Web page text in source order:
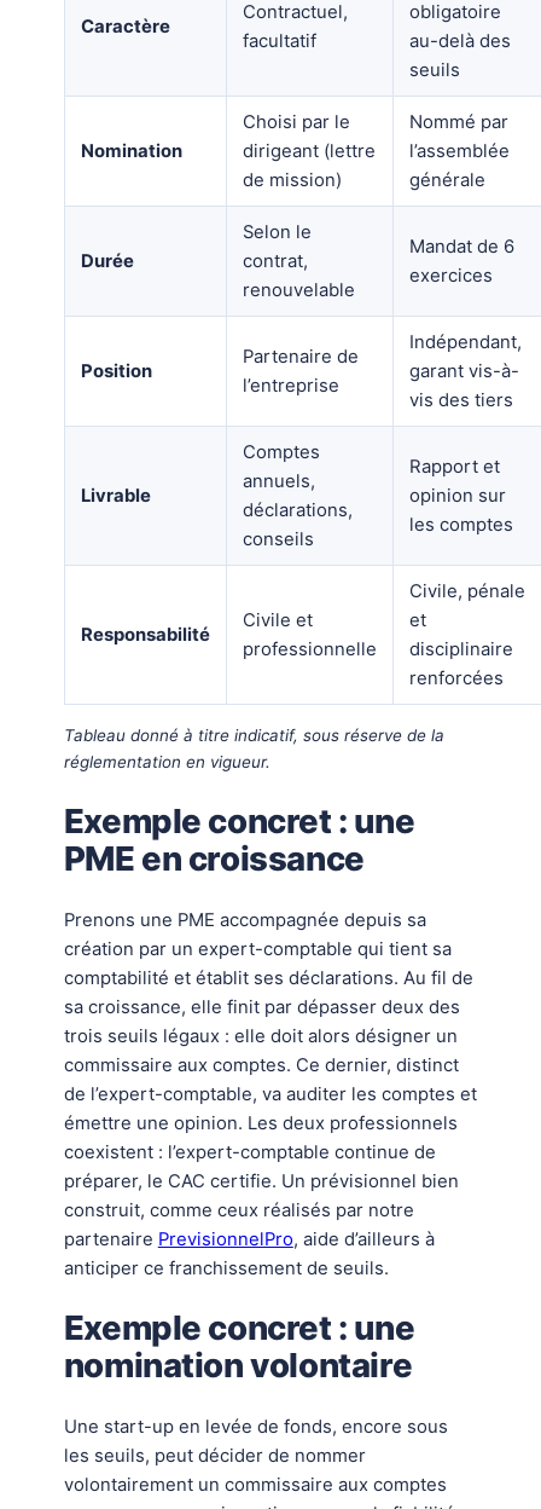
Caractère
Contractuel,
facultatif
obligatoire
au-delà des
seuils
Nomination
Choisi par le
dirigeant (lettre
de mission)
Nommé par
l’assemblée
générale
Durée
Selon le
contrat,
renouvelable
Mandat de 6
exercices
Position
Partenaire de
l’entreprise
Indépendant,
garant vis-à-
vis des tiers
Livrable
Comptes
annuels,
déclarations,
conseils
Rapport et
opinion sur
les comptes
Responsabilité
Civile et
professionnelle
Civile, pénale
et
disciplinaire
renforcées
Tableau donné à titre indicatif, sous réserve de la
réglementation en vigueur.
Exemple concret : une
PME en croissance
Prenons une PME accompagnée depuis sa
création par un expert-comptable qui tient sa
comptabilité et établit ses déclarations. Au fil de
sa croissance, elle finit par dépasser deux des
trois seuils légaux : elle doit alors désigner un
commissaire aux comptes. Ce dernier, distinct
de l’expert-comptable, va auditer les comptes et
émettre une opinion. Les deux professionnels
coexistent : l’expert-comptable continue de
préparer, le CAC certifie. Un prévisionnel bien
construit, comme ceux réalisés par notre
partenaire PrevisionnelPro, aide d’ailleurs à
anticiper ce franchissement de seuils.
Exemple concret : une
nomination volontaire
Une start-up en levée de fonds, encore sous
les seuils, peut décider de nommer
volontairement un commissaire aux comptes